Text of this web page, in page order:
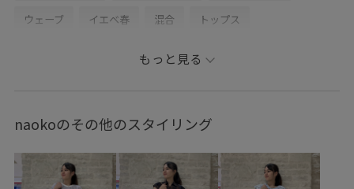
ウェーブ イエベ春 混合 トップス
パンツ バッグ
ネックレス GDM16610 GDS16250
26mother'sday 26RPUVCARE 26RP_夏のbesthit
もっと見る
naokoのその他のスタイリング